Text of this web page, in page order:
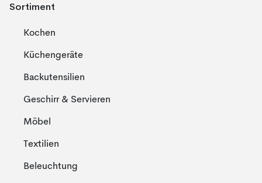
Sortiment
Kochen
Küchengeräte
Backutensilien
Geschirr & Servieren
Möbel
Textilien
Beleuchtung